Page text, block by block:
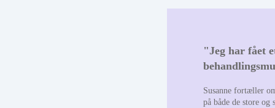
"Jeg har fået
Susanne fortæller
på både de store